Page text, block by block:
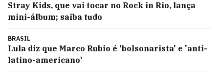
Stray Kids, que vai tocar no Rock in Rio, lança
mini-álbum; saiba tudo
BRASIL
Lula diz que Marco Rubio é 'bolsonarista' e 'anti-
latino-americano'